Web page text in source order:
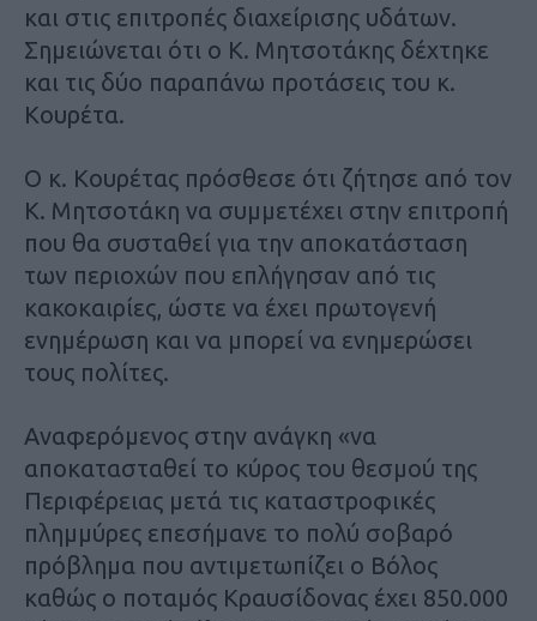
και στις επιτροπές διαχείρισης υδάτων.
Σημειώνεται ότι ο Κ. Μητσοτάκης δέχτηκε
και τις δύο παραπάνω προτάσεις του κ.
Κουρέτα.
Ο κ. Κουρέτας πρόσθεσε ότι ζήτησε από τον
Κ. Μητσοτάκη να συμμετέχει στην επιτροπή
που θα συσταθεί για την αποκατάσταση
των περιοχών που επλήγησαν από τις
κακοκαιρίες, ώστε να έχει πρωτογενή
ενημέρωση και να μπορεί να ενημερώσει
τους πολίτες.
Αναφερόμενος στην ανάγκη «να
αποκατασταθεί το κύρος του θεσμού της
Περιφέρειας μετά τις καταστροφικές
πλημμύρες επεσήμανε το πολύ σοβαρό
πρόβλημα που αντιμετωπίζει ο Βόλος
καθώς ο ποταμός Κραυσίδονας έχει 850.000